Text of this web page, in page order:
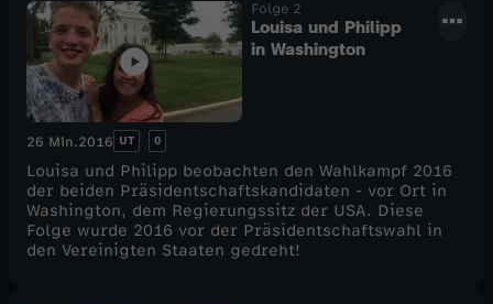
Folge 2
Louisa und Philipp
in Washington
26 Min.2016 UT 0
Louisa und Philipp beobachten den Wahlkampf 2016
der beiden Präsidentschaftskandidaten - vor Ort in
Washington, dem Regierungssitz der USA. Diese
Folge wurde 2016 vor der Präsidentschaftswahl in
den Vereinigten Staaten gedreht!